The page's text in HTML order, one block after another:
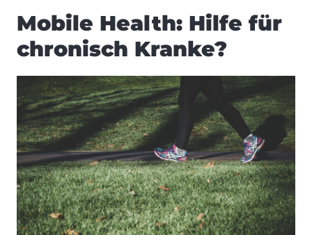
Mobile Health: Hilfe für
chronisch Kranke?